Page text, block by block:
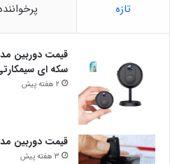
تازه
قیمت دوربین
سکه ای
2 هفته پیش
قیمت دوربین
3 هفته پیش